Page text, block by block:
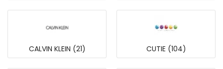
CALVIN KLEIN (21) CUTIE (104)